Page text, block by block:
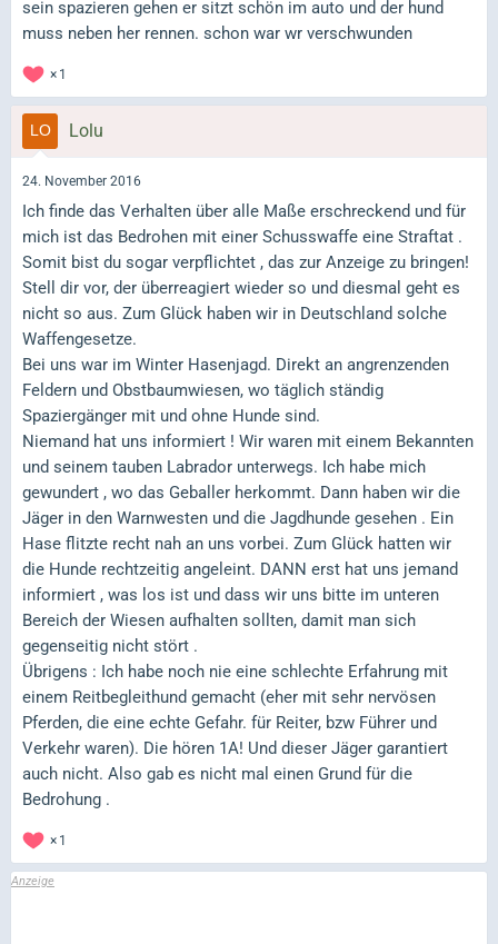
sein spazieren gehen er sitzt schön im auto und der hund
muss neben her rennen. schon war wr verschwunden
1
Lolu
24. November 2016
Ich finde das Verhalten über alle Maße erschreckend und für
mich ist das Bedrohen mit einer Schusswaffe eine Straftat .
Somit bist du sogar verpflichtet , das zur Anzeige zu bringen!
Stell dir vor, der überreagiert wieder so und diesmal geht es
nicht so aus. Zum Glück haben wir in Deutschland solche
Waffengesetze.
Bei uns war im Winter Hasenjagd. Direkt an angrenzenden
Feldern und Obstbaumwiesen, wo täglich ständig
Spaziergänger mit und ohne Hunde sind.
Niemand hat uns informiert ! Wir waren mit einem Bekannten
und seinem tauben Labrador unterwegs. Ich habe mich
gewundert , wo das Geballer herkommt. Dann haben wir die
Jäger in den Warnwesten und die Jagdhunde gesehen . Ein
Hase flitzte recht nah an uns vorbei. Zum Glück hatten wir
die Hunde rechtzeitig angeleint. DANN erst hat uns jemand
informiert , was los ist und dass wir uns bitte im unteren
Bereich der Wiesen aufhalten sollten, damit man sich
gegenseitig nicht stört .
Übrigens : Ich habe noch nie eine schlechte Erfahrung mit
einem Reitbegleithund gemacht (eher mit sehr nervösen
Pferden, die eine echte Gefahr. für Reiter, bzw Führer und
Verkehr waren). Die hören 1A! Und dieser Jäger garantiert
auch nicht. Also gab es nicht mal einen Grund für die
Bedrohung .
1